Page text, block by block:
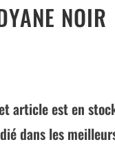
NOIR
article est en
dans les